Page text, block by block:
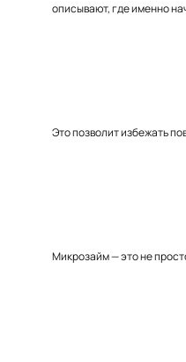
описывают, где именно
Это позволит избежать
Микрозайм — это не